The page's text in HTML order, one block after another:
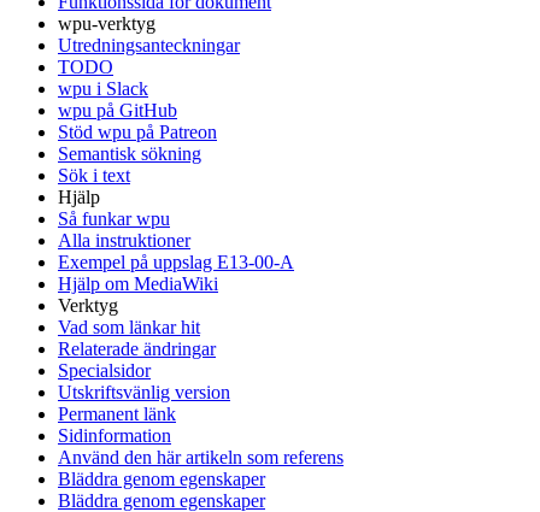
wpu-verktyg
Utredningsanteckningar
TODO
wpu i Slack
wpu på GitHub
Stöd wpu på Patreon
Semantisk sökning
Sök i text
Hjälp
Så funkar wpu
Alla instruktioner
Exempel på uppslag E13-00-A
Hjälp om MediaWiki
Verktyg
Vad som länkar hit
Relaterade ändringar
Specialsidor
Utskriftsvänlig version
Permanent länk
Sidinformation
Använd den här artikeln som referens
Bläddra genom egenskaper
Bläddra genom egenskaper